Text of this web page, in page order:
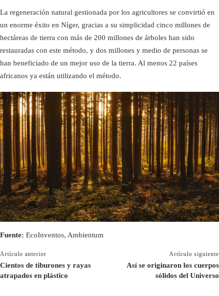
La regeneración natural gestionada por los agricultores se convirtió en
un enorme éxito en Níger, gracias a su simplicidad cinco millones de
hectáreas de tierra con más de 200 millones de árboles han sido
restauradas con este método, y dos millones y medio de personas se
han beneficiado de un mejor uso de la tierra. Al menos 22 países
africanos ya están utilizando el método.
Fuente: EcoInventos, Ambientum
Artículo anterior
Cientos de tiburones y rayas
atrapados en plástico
Artículo siguiente
Así se originaron los cuerpos
sólidos del Universo